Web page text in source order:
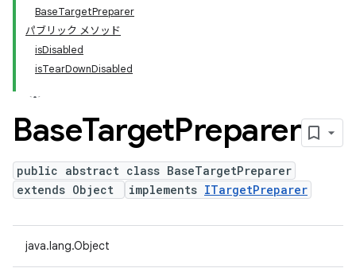
BaseTargetPreparer
パブリック メソッド
isDisabled
isTearDownDisabled
BaseTargetPreparer
public abstract class BaseTargetPreparer
extends Object
implements ITargetPreparer
java.lang.Object